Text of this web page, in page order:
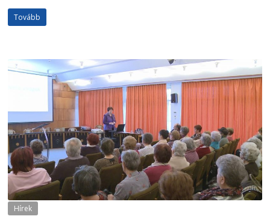
Tovább
Hírek